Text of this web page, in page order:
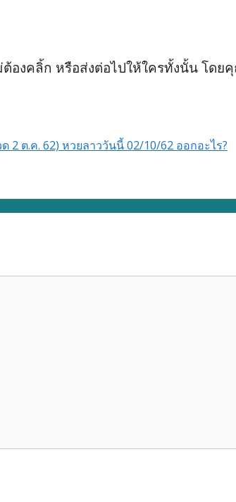
งคลิ้ก หรือส่งต่อไปให้ใครทั้งนั้น โด
ตรวจผลหวยลาวงวด 2 ตุลาคม 2562 (ผลหวยลาวงวด 2 ต.ค. 62) หวยลาววันนี้ 02/10/62 ออกอะไร?